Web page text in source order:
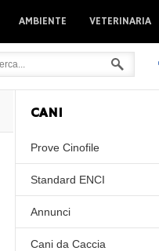
AMBIENTE VETERINARIA
CANI
Prove Cinofile
Standard ENCI
Annunci
Cani da Caccia